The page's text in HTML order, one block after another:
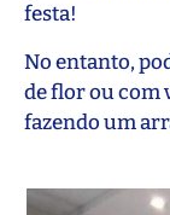
festa!
No entanto,
de flor ou com
fazendo um